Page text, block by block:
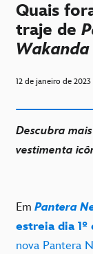
Quais
traje de
Wakanda
12 de janeiro de 2023
Descubra
vestimenta
Em Pantera
estreia dia
nova Pantera